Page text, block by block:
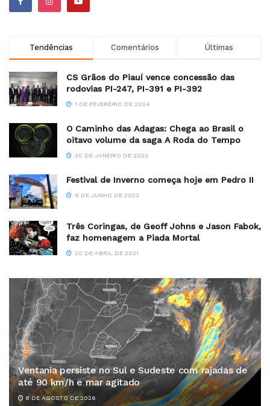
Tendências Comentários Últimas
CS Grãos do Piauí vence concessão das
rodovias PI-247, PI-391 e PI-392
1 DE FEVEREIRO DE 2024
O Caminho das Adagas: Chega ao Brasil o
oitavo volume da saga A Roda do Tempo
30 DE JANEIRO DE 2023
Festival de Inverno começa hoje em Pedro II
8 DE JUNHO DE 2023
Três Coringas, de Geoff Johns e Jason Fabok,
faz homenagem a Piada Mortal
20 DE ABRIL DE 2021
Ventania persiste no Sul e Sudeste com rajadas de
até 90 km/h e mar agitado
8 DE AGOSTO DE 2026